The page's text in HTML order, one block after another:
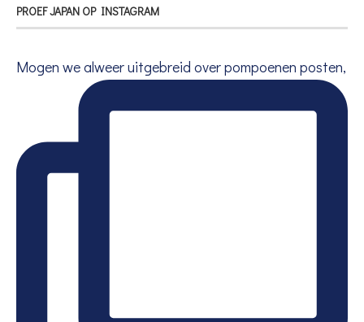
PROEF JAPAN OP INSTAGRAM
Mogen we alweer uitgebreid over pompoenen posten,